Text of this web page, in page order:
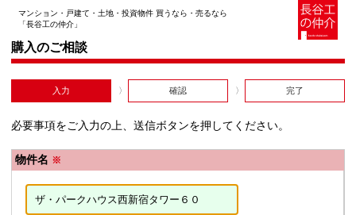
マンション・戸建て・土地・投資物件 買うなら・売るなら
「長谷工の仲介」
購入のご相談
入力 確認 完了
必要事項をご入力の上、送信ボタンを押してください。
物件名 ※